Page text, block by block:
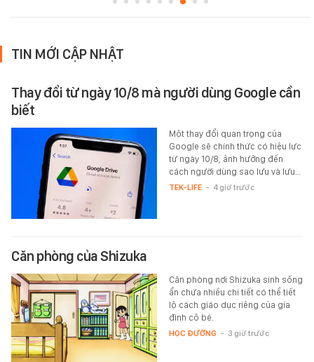
TIN MỚI CẬP NHẬT
Thay đổi từ ngày 10/8 mà người dùng Google cần
biết
Một thay đổi quan trọng của
Google sẽ chính thức có hiệu lực
từ ngày 10/8, ảnh hưởng đến
cách người dùng sao lưu và lưu…
TEK-LIFE - 4 giờ trước
Căn phòng của Shizuka
Căn phòng nơi Shizuka sinh sống
ẩn chứa nhiều chi tiết có thể tiết
lộ cách giáo dục riêng của gia
đình cô bé.
HỌC ĐƯỜNG - 3 giờ trước